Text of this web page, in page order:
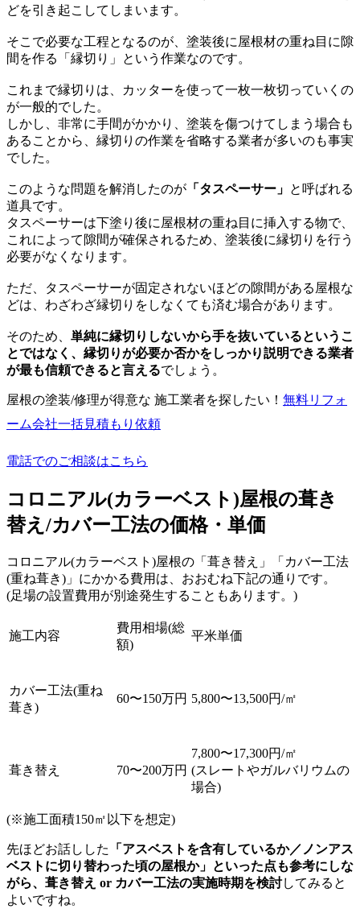
どを引き起こしてしまいます。
そこで必要な工程となるのが、塗装後に屋根材の重ね目に隙
間を作る「縁切り」という作業なのです。
これまで縁切りは、カッターを使って一枚一枚切っていくの
が一般的でした。
しかし、非常に手間がかかり、塗装を傷つけてしまう場合も
あることから、縁切りの作業を省略する業者が多いのも事実
でした。
このような問題を解消したのが 「タスペーサー」 と呼ばれる
道具です。
タスペーサーは下塗り後に屋根材の重ね目に挿入する物で、
これによって隙間が確保されるため、塗装後に縁切りを行う
必要がなくなります。
ただ、タスペーサーが固定されないほどの隙間がある屋根な
どは、わざわざ縁切りをしなくても済む場合があります。
そのため、 単純に縁切りしないから手を抜いているというこ
とではなく、縁切りが必要か否かをしっかり説明できる業者
が最も信頼できると言えるでしょう。
屋根の塗装/修理が得意な 施工業者を探したい！ 無料リフォ
ーム会社一括見積もり依頼
電話でのご相談はこちら
コロニアル(カラーベスト)屋根の葺き
替え/カバー工法の価格・単価
コロニアル(カラーベスト)屋根の「葺き替え」「カバー工法
(重ね葺き)」にかかる費用は、おおむね下記の通りです。
(足場の設置費用が別途発生することもあります。)
施工内容
費用相場(総
額)
平米単価
カバー工法(重ね
葺き)
60〜150万円 5,800〜13,500円/㎡
葺き替え 70〜200万円
7,800〜17,300円/㎡
(スレートやガルバリウムの
場合)
(※施工面積150㎡以下を想定)
先ほどお話しした
「アスベストを含有しているか／ノンアス
ベストに切り替わった頃の屋根か」といった点も参考にしな
がら、葺き替え or カバー工法の実施時期を検討してみると
よいですね。